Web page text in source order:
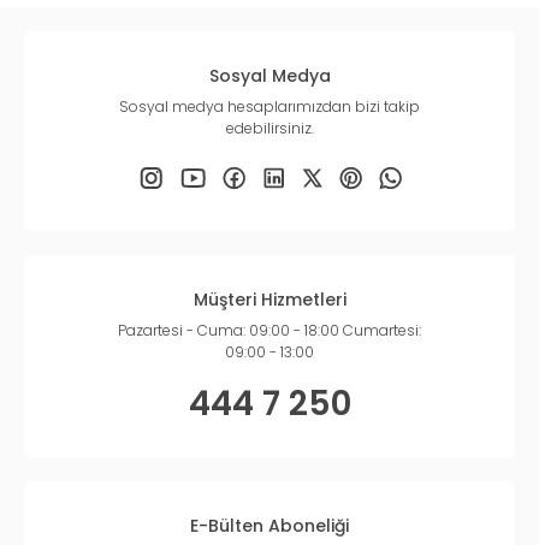
Sosyal Medya
Sosyal medya hesaplarımızdan bizi takip
edebilirsiniz.
Müşteri Hizmetleri
Pazartesi - Cuma: 09:00 - 18:00 Cumartesi:
09:00 - 13:00
444 7 250
E-Bülten Aboneliği